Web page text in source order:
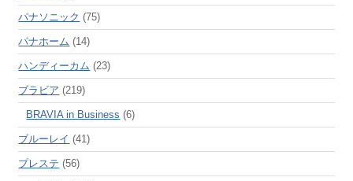
パナソニック (75)
パナホーム (14)
ハンディーカム (23)
ブラビア (219)
BRAVIA in Business (6)
ブルーレイ (41)
プレステ (56)